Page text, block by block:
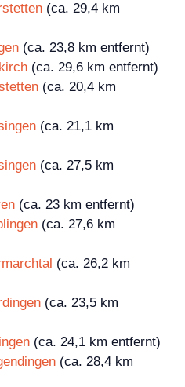
(ca. 29,4 km
(ca. 23,8 km entfernt)
(ca. 29,6 km entfernt)
(ca. 20,4 km
(ca. 21,1 km
(ca. 27,5 km
(ca. 23 km entfernt)
(ca. 27,6 km
(ca. 26,2 km
(ca. 23,5 km
(ca. 24,1 km entfernt)
(ca. 28,4 km